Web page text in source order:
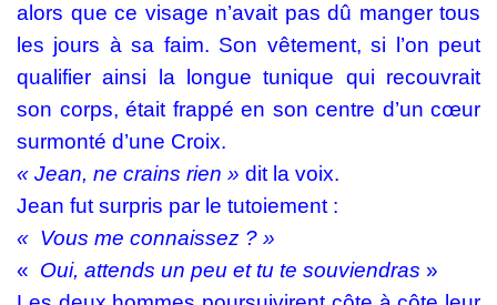
alors que ce visage n’avait pas dû manger tous
les jours à sa faim. Son vêtement, si l’on peut
qualifier ainsi la longue tunique qui recouvrait
son corps, était frappé en son centre d’un cœur
surmonté d’une Croix.
« Jean, ne crains rien » dit la voix.
Jean fut surpris par le tutoiement :
« Vous me connaissez ? »
« Oui, attends un peu et tu te souviendras »